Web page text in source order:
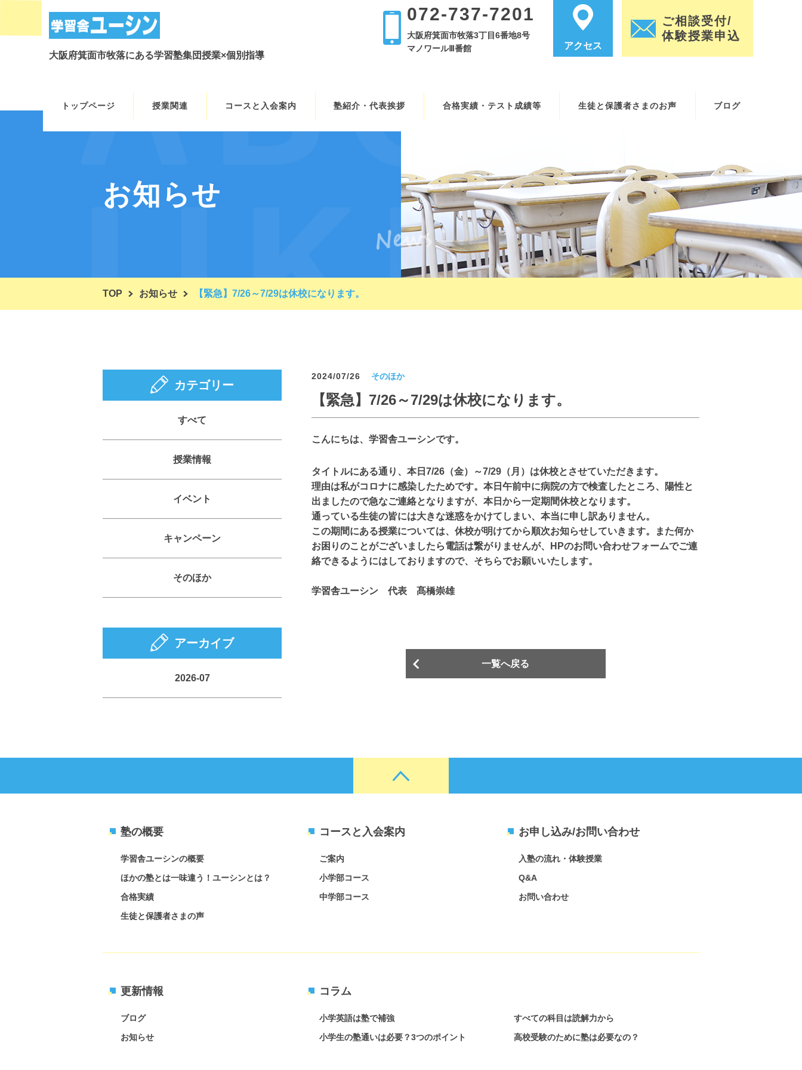
大阪府箕面市牧落にある学習塾集団授業×個別指導
072-737-7201
大阪府箕面市牧落3丁目6番地8号
マノワールⅢ番館
アクセス
ご相談受付/
体験授業申込
トップページ 授業関連 コースと入会案内 塾紹介・代表挨拶 合格実績・テスト成績等 生徒と保護者さまのお声 ブログ
お知らせ
News
TOP お知らせ 【緊急】7/26～7/29は休校になります。
カテゴリー
すべて
授業情報
イベント
キャンペーン
そのほか
アーカイブ
2026-07
2024/07/26 そのほか
【緊急】7/26～7/29は休校になります。
こんにちは、学習舎ユーシンです。
タイトルにある通り、本日7/26（金）～7/29（月）は休校とさせていただきます。
理由は私がコロナに感染したためです。本日午前中に病院の方で検査したところ、陽性と
出ましたので急なご連絡となりますが、本日から一定期間休校となります。
通っている生徒の皆には大きな迷惑をかけてしまい、本当に申し訳ありません。
この期間にある授業については、休校が明けてから順次お知らせしていきます。また何か
お困りのことがございましたら電話は繋がりませんが、HPのお問い合わせフォームでご連
絡できるようにはしておりますので、そちらでお願いいたします。
学習舎ユーシン 代表 髙橋崇雄
一覧へ戻る
塾の概要
学習舎ユーシンの概要
ほかの塾とは一味違う！ユーシンとは？
合格実績
生徒と保護者さまの声
コースと入会案内
ご案内
小学部コース
中学部コース
お申し込み/お問い合わせ
入塾の流れ・体験授業
Q&A
お問い合わせ
更新情報
ブログ
お知らせ
コラム
小学英語は塾で補強
すべての科目は読解力から
小学生の塾通いは必要？3つのポイント
高校受験のために塾は必要なの？